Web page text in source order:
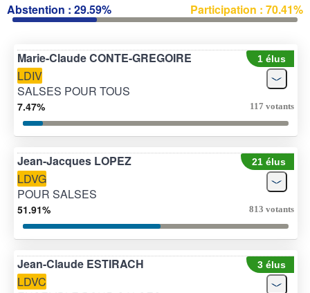
Abstention : 29.59% Participation : 70.41%
Marie-Claude CONTE-GREGOIRE 1 élus
LDIV
SALSES POUR TOUS
7.47% 117 votants
Jean-Jacques LOPEZ 21 élus
LDVG
POUR SALSES
51.91% 813 votants
Jean-Claude ESTIRACH 3 élus
LDVC